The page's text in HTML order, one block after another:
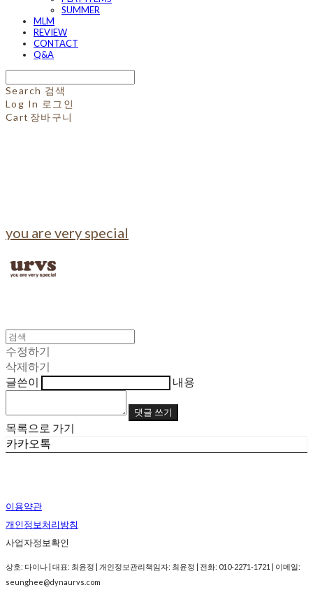
SUMMER
MLM
REVIEW
CONTACT
Q&A
Search 검색
Log In 로그인
Cart 장바구니
you are very special
수정하기
삭제하기
글쓴이
내용
댓글 쓰기
목록으로 가기
카카오톡
이용약관
개인정보처리방침
사업자정보확인
상호: 다이나 | 대표: 최윤정 | 개인정보관리책임자: 최윤정 | 전화: 010-2271-1721 | 이메일:
seunghee@dynaurvs.com